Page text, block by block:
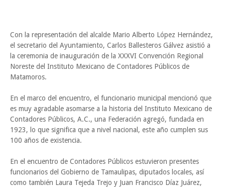
Con la representación del alcalde Mario Alberto López Hernández,
el secretario del Ayuntamiento, Carlos Ballesteros Gálvez asistió a
la ceremonia de inauguración de la XXXVI Convención Regional
Noreste del Instituto Mexicano de Contadores Públicos de
Matamoros.
En el marco del encuentro, el funcionario municipal mencionó que
es muy agradable asomarse a la historia del Instituto Mexicano de
Contadores Públicos, A.C., una Federación agregó, fundada en
1923, lo que significa que a nivel nacional, este año cumplen sus
100 años de existencia.
En el encuentro de Contadores Públicos estuvieron presentes
funcionarios del Gobierno de Tamaulipas, diputados locales, así
como también Laura Tejeda Trejo y Juan Francisco Díaz Juárez,